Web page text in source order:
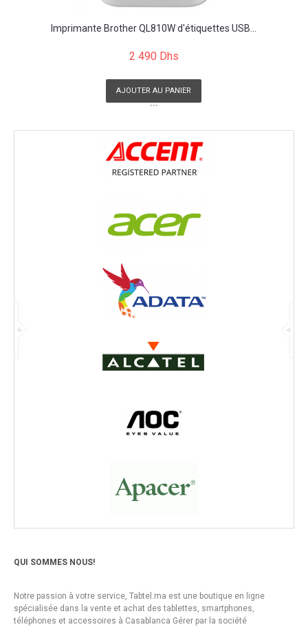
Imprimante Brother QL810W d'étiquettes USB...
2 490 Dhs
AJOUTER AU PANIER
```
QUI SOMMES NOUS!
Notre passion à votre service, Tabtel.ma est une boutique en ligne
spécialisée dans la vente et achat des tablettes, smartphones,
téléphones et accessoires à Casablanca Gérer par la société